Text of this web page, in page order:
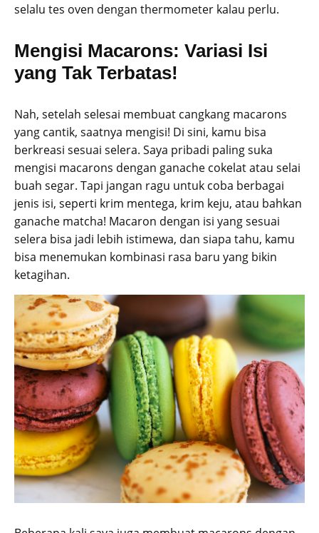
selalu tes oven dengan thermometer kalau perlu.
Mengisi Macarons: Variasi Isi
yang Tak Terbatas!
Nah, setelah selesai membuat cangkang macarons
yang cantik, saatnya mengisi! Di sini, kamu bisa
berkreasi sesuai selera. Saya pribadi paling suka
mengisi macarons dengan ganache cokelat atau selai
buah segar. Tapi jangan ragu untuk coba berbagai
jenis isi, seperti krim mentega, krim keju, atau bahkan
ganache matcha! Macaron dengan isi yang sesuai
selera bisa jadi lebih istimewa, dan siapa tahu, kamu
bisa menemukan kombinasi rasa baru yang bikin
ketagihan.